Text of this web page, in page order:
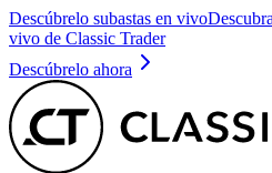
Descúbrelo subastas en vivo
vivo de Classic Trader
Descúbrelo ahora